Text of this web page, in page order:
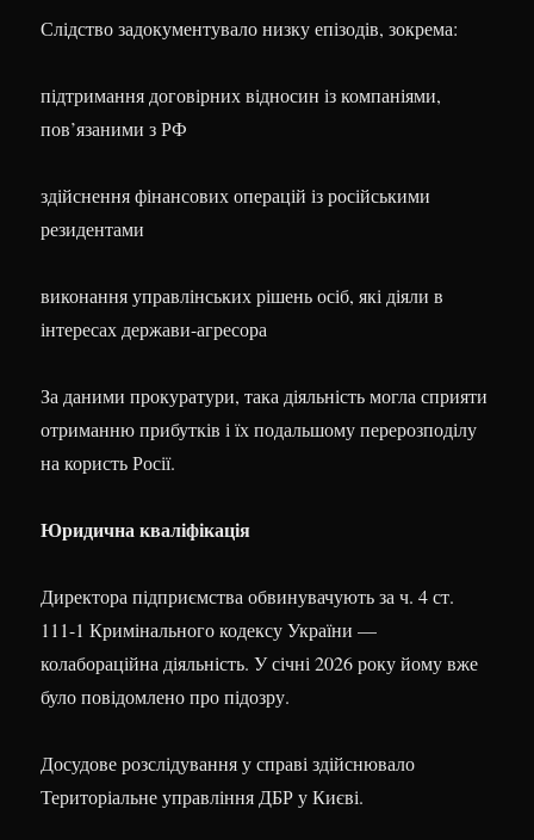
Слідство задокументувало низку епізодів, зокрема:
підтримання договірних відносин із компаніями,
пов’язаними з РФ
здійснення фінансових операцій із російськими
резидентами
виконання управлінських рішень осіб, які діяли в
інтересах держави-агресора
За даними прокуратури, така діяльність могла сприяти
отриманню прибутків і їх подальшому перерозподілу
на користь Росії.
Юридична кваліфікація
Директора підприємства обвинувачують за ч. 4 ст.
111-1 Кримінального кодексу України —
колабораційна діяльність. У січні 2026 року йому вже
було повідомлено про підозру.
Досудове розслідування у справі здійснювало
Територіальне управління ДБР у Києві.